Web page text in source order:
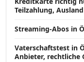
Teilzahlung,
Streaming-Abos in
Vaterschaftstest in
Anbieter, rechtliche